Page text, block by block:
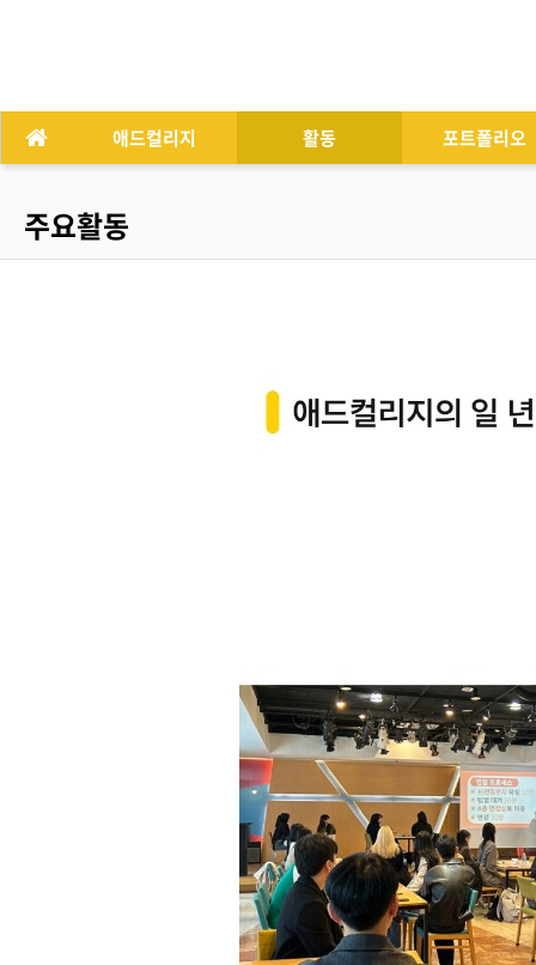
애드컬리지 활동 포트폴리오
주요활동